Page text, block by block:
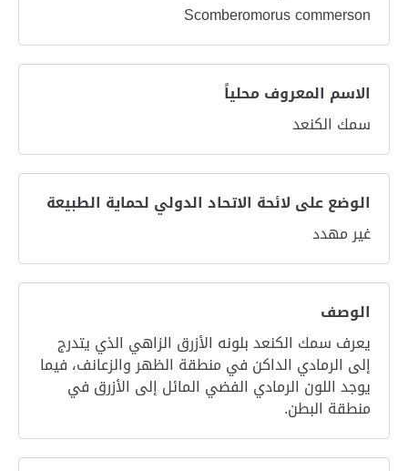
Scomberomorus commerson
الاسم المعروف محلياً
سمك الكنعد
الوضع على لائحة الاتحاد الدولي لحماية الطبيعة
غير مهدد
الوصف
يعرف سمك الكنعد بلونه الأزرق الزاهي الذي يتدرج
إلى الرمادي الداكن في منطقة الظهر والزعانف، فيما
يوجد اللون الرمادي الفضي المائل إلى الأزرق في
منطقة البطن.